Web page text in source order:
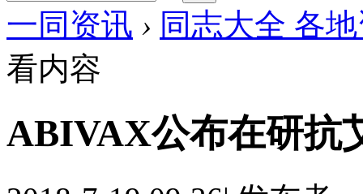
一同资讯 › 同志大全 各
看内容
ABIVAX公布在研抗